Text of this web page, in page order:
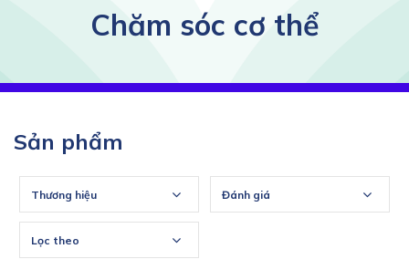
Chăm sóc cơ thể
Sản phẩm
Thương hiệu Đánh giá
Lọc theo